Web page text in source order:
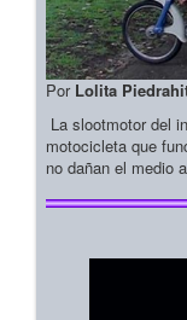
Por Lolita
La slootmotor del
motocicleta que
no dañan el medio